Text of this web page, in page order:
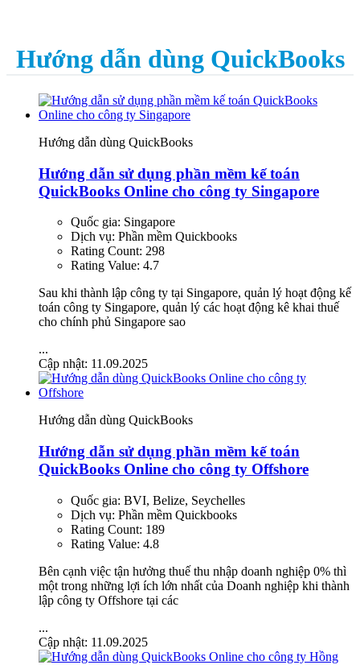
Hướng dẫn dùng QuickBooks
Hướng dẫn dùng QuickBooks
Hướng dẫn sử dụng phần mềm kế toán
QuickBooks Online cho công ty Singapore
Quốc gia: Singapore
Dịch vụ: Phần mềm Quickbooks
Rating Count: 298
Rating Value: 4.7
Sau khi thành lập công ty tại Singapore, quản lý hoạt động kế
toán công ty Singapore, quản lý các hoạt động kê khai thuế
cho chính phủ Singapore sao
...
Cập nhật: 11.09.2025
Hướng dẫn dùng QuickBooks
Hướng dẫn sử dụng phần mềm kế toán
QuickBooks Online cho công ty Offshore
Quốc gia: BVI, Belize, Seychelles
Dịch vụ: Phần mềm Quickbooks
Rating Count: 189
Rating Value: 4.8
Bên cạnh việc tận hưởng thuế thu nhập doanh nghiệp 0% thì
một trong những lợi ích lớn nhất của Doanh nghiệp khi thành
lập công ty Offshore tại các
...
Cập nhật: 11.09.2025